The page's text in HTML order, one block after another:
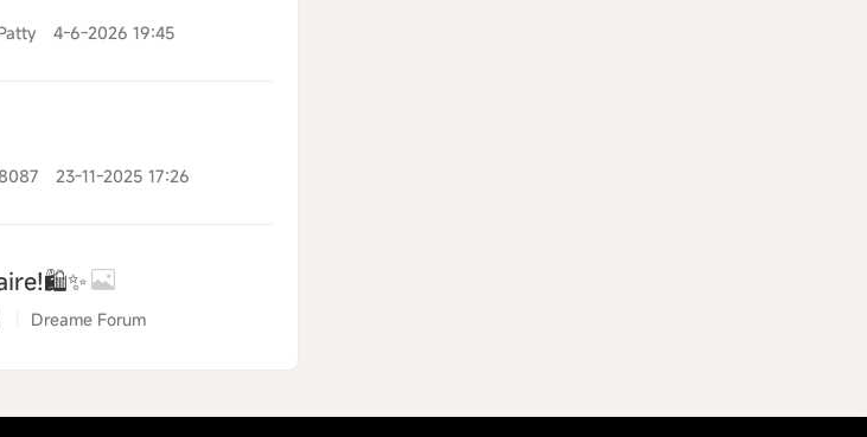
4-6-2026 19:45
23-11-2025 17:26
Dreame Forum